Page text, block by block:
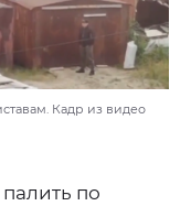
Кадр из видео
по